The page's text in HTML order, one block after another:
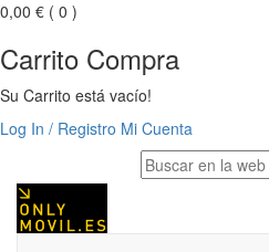
0,00 € ( 0 )
Carrito Compra
Su Carrito está vacío!
Log In / Registro Mi Cuenta